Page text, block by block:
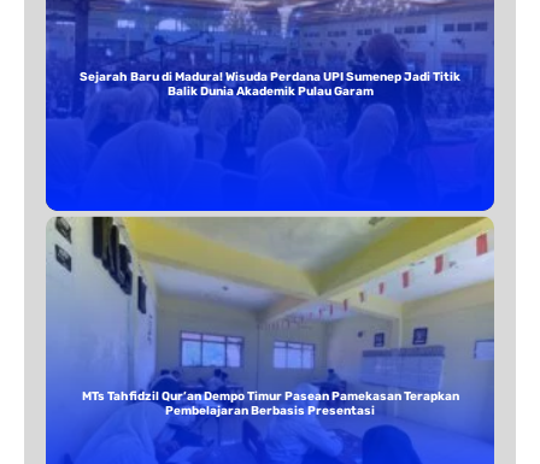
Sejarah Baru di Madura! Wisuda Perdana UPI Sumenep Jadi Titik
Balik Dunia Akademik Pulau Garam
MTs Tahfidzil Qur’an Dempo Timur Pasean Pamekasan Terapkan
Pembelajaran Berbasis Presentasi